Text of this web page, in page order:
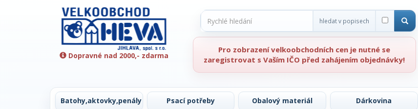
Dopravné nad 2000,- zdarma
hledat v popisech
Pro zobrazení velkoobchodních cen je nutné se
zaregistrovat s Vaším IČO před zahájením objednávky!
Batohy,aktovky,penály Psací potřeby Obalový materiál Dárkovina